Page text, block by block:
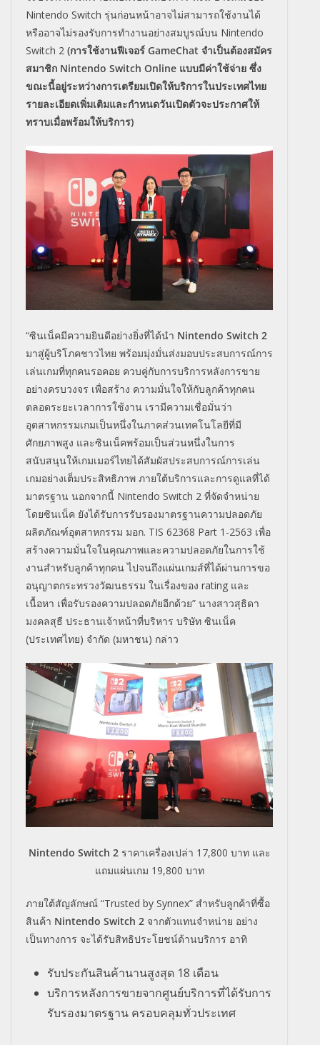
Nintendo Switch รุ่นก่อนหน้าอาจไม่สามารถใช้งานได้
หรืออาจไม่รองรับการทำงานอย่างสมบูรณ์บน Nintendo
Switch 2 (การใช้งานฟีเจอร์ GameChat จำเป็นต้องสมัคร
สมาชิก Nintendo Switch Online แบบมีค่าใช้จ่าย ซึ่ง
ขณะนี้อยู่ระหว่างการเตรียมเปิดให้บริการในประเทศไทย
รายละเอียดเพิ่มเติมและกำหนดวันเปิดตัวจะประกาศให้
ทราบเมื่อพร้อมให้บริการ)
“ซินเน็คมีความยินดีอย่างยิ่งที่ได้นำ Nintendo Switch 2
มาสู่ผู้บริโภคชาวไทย พร้อมมุ่งมั่นส่งมอบประสบการณ์การ
เล่นเกมที่ทุกคนรอคอย ควบคู่กับการบริการหลังการขาย
อย่างครบวงจร เพื่อสร้าง ความมั่นใจให้กับลูกค้าทุกคน
ตลอดระยะเวลาการใช้งาน เรามีความเชื่อมั่นว่า
อุตสาหกรรมเกมเป็นหนึ่งในภาคส่วนเทคโนโลยีที่มี
ศักยภาพสูง และซินเน็คพร้อมเป็นส่วนหนึ่งในการ
สนับสนุนให้เกมเมอร์ไทยได้สัมผัสประสบการณ์การเล่น
เกมอย่างเต็มประสิทธิภาพ ภายใต้บริการและการดูแลที่ได้
มาตรฐาน นอกจากนี้ Nintendo Switch 2 ที่จัดจำหน่าย
โดยซินเน็ค ยังได้รับการรับรองมาตรฐานความปลอดภัย
ผลิตภัณฑ์อุตสาหกรรม มอก. TIS 62368 Part 1-2563 เพื่อ
สร้างความมั่นใจในคุณภาพและความปลอดภัยในการใช้
งานสำหรับลูกค้าทุกคน ไปจนถึงแผ่นเกมส์ที่ได้ผ่านการขอ
อนุญาตกระทรวงวัฒนธรรม ในเรื่องของ rating และ
เนื้อหา เพื่อรับรองความปลอดภัยอีกด้วย” นางสาวสุธิดา
มงคลสุธี ประธานเจ้าหน้าที่บริหาร บริษัท ซินเน็ค
(ประเทศไทย) จำกัด (มหาชน) กล่าว
Nintendo Switch 2 ราคาเครื่องเปล่า 17,800 บาท และ
แถมแผ่นเกม 19,800 บาท
ภายใต้สัญลักษณ์ “Trusted by Synnex” สำหรับลูกค้าที่ซื้อ
สินค้า Nintendo Switch 2 จากตัวแทนจำหน่าย อย่าง
เป็นทางการ จะได้รับสิทธิประโยชน์ด้านบริการ อาทิ
รับประกันสินค้านานสูงสุด 18 เดือน
บริการหลังการขายจากศูนย์บริการที่ได้รับการ
รับรองมาตรฐาน ครอบคลุมทั่วประเทศ